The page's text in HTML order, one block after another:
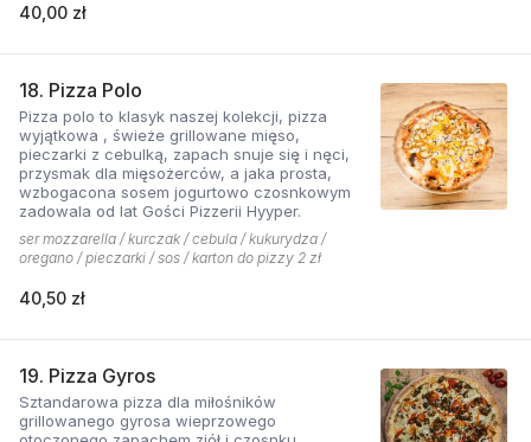
wyjątkowo greckiego charakteru. Jest to pizza
nie boją się poznawać nowych połączeń.
40,00 zł
18. Pizza Polo
Pizza polo to klasyk naszej kolekcji, pizza
wyjątkowa , świeże grillowane mięso,
pieczarki z cebulką, zapach snuje się i nęci,
przysmak dla mięsożerców, a jaka prosta,
wzbogacona sosem jogurtowo czosnkowym
zadowala od lat Gości Pizzerii Hyyper.
ser mozzarella / kurczak / cebula / kukurydza /
oregano / pieczarki / sos / karton do pizzy 2 zł
40,50 zł
19. Pizza Gyros
Sztandarowa pizza dla miłośników
grillowanego gyrosa wieprzowego